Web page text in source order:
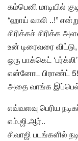
கம்பெனி மாடியில்
“ஹாய் வாலி ..!”
சிரிக்கச் சிரிக்க
உன் டிரைவரை விட்டு,
ஒரு பாக்கெட்
என்னோட பிராண்ட்
அதை வாங்க
எவ்வளவு பெரிய
எம்.ஜி.ஆர்..
சிவாஜி படங்களில்